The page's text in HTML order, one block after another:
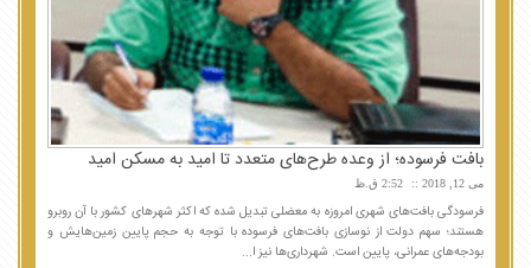
بافت فرسوده؛ از وعده طرح‌های متعدد تا امید به مسکن امید
می 12, 2018 2:52 ق.ظ
فرسودگی بافت‌های شهری امروزه به معضلی تبدیل شده که اکثر شهرهای کشور با آن روبرو
هستند؛ سهم دولت از نوسازی بافت‌های فرسوده با توجه به حجم پایین زمین‌هایش و
بودجه‌های عمرانی، پایین است. شهرداری‌ها نیز ا...